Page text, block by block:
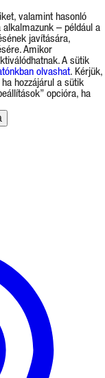
valamint hasonló
– például a
javítására,
Amikor
A sütik
olvashat. Kérjük,
hozzájárul a sütik
opcióra, ha